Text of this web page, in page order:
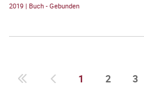
2019 | Buch - Gebunden
1 2 3